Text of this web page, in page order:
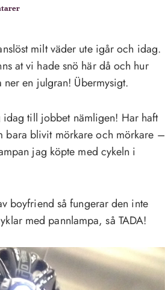
milt väder ute igår och idag.
at vi hade snö här då och hur
en julgran! Übermysigt.
till jobbet nämligen! Har haft
bara blivit mörkare och mörkare –
jag köpte med cykeln i
boyfriend så fungerar den inte
med pannlampa, så TADA!